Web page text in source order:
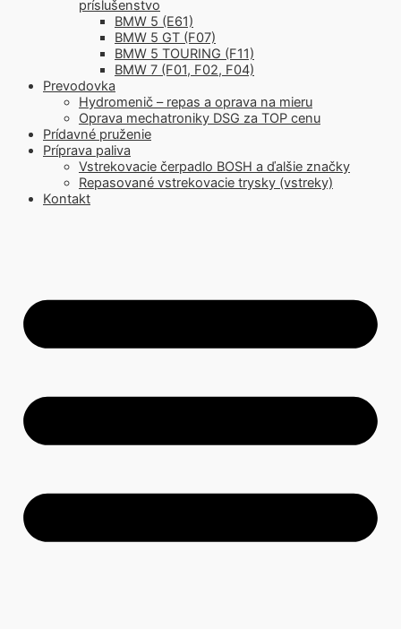
príslušenstvo
BMW 5 (E61)
BMW 5 GT (F07)
BMW 5 TOURING (F11)
BMW 7 (F01, F02, F04)
Prevodovka
Hydromenič – repas a oprava na mieru
Oprava mechatroniky DSG za TOP cenu
Prídavné pruženie
Príprava paliva
Vstrekovacie čerpadlo BOSH a ďalšie značky
Repasované vstrekovacie trysky (vstreky)
Kontakt